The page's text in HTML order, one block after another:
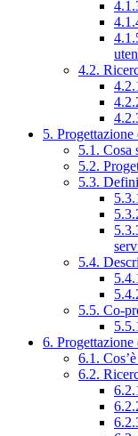
4.2.
5. Progettazione
5.1. Cosa
5.2.
5.3.
5.4.
5.5. Co-
6. Progettazione
6.1.
6.2.